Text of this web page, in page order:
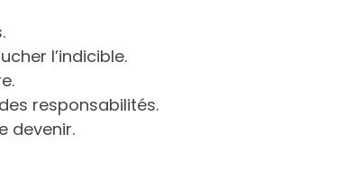
l’indicible.
responsabilités.
devenir.